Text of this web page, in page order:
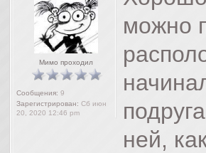
Мимо проходил
Сообщения: 9
Зарегистрирован: Сб июн
20, 2020 12:46 pm
можно
ней,